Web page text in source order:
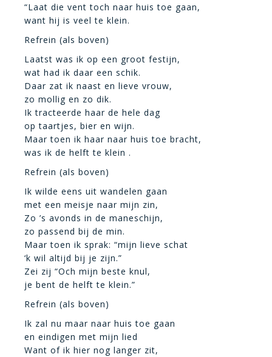
“Laat die vent toch naar huis toe gaan,
want hij is veel te klein.
Refrein (als boven)
Laatst was ik op een groot festijn,
wat had ik daar een schik.
Daar zat ik naast en lieve vrouw,
zo mollig en zo dik.
Ik tracteerde haar de hele dag
op taartjes, bier en wijn.
Maar toen ik haar naar huis toe bracht,
was ik de helft te klein .
Refrein (als boven)
Ik wilde eens uit wandelen gaan
met een meisje naar mijn zin,
Zo ’s avonds in de maneschijn,
zo passend bij de min.
Maar toen ik sprak: “mijn lieve schat
‘k wil altijd bij je zijn.”
Zei zij “Och mijn beste knul,
je bent de helft te klein.”
Refrein (als boven)
Ik zal nu maar naar huis toe gaan
en eindigen met mijn lied
Want of ik hier nog langer zit,